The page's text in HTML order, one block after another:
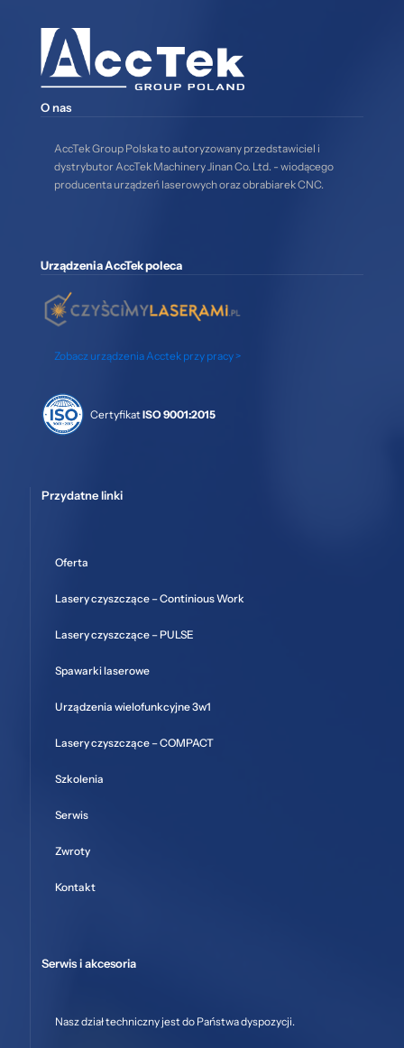
O nas
AccTek Group Polska to autoryzowany przedstawiciel i
dystrybutor AccTek Machinery Jinan Co. Ltd. - wiodącego
producenta urządzeń laserowych oraz obrabiarek CNC.
Urządzenia AccTek poleca
Zobacz urządzenia Acctek przy pracy >
CertyfikatISO 9001:2015
Przydatne linki
Oferta
Lasery czyszczące – Continious Work
Lasery czyszczące – PULSE
Spawarki laserowe
Urządzenia wielofunkcyjne 3w1
Lasery czyszczące – COMPACT
Szkolenia
Serwis
Zwroty
Kontakt
Serwis i akcesoria
Nasz dział techniczny jest do Państwa dyspozycji.